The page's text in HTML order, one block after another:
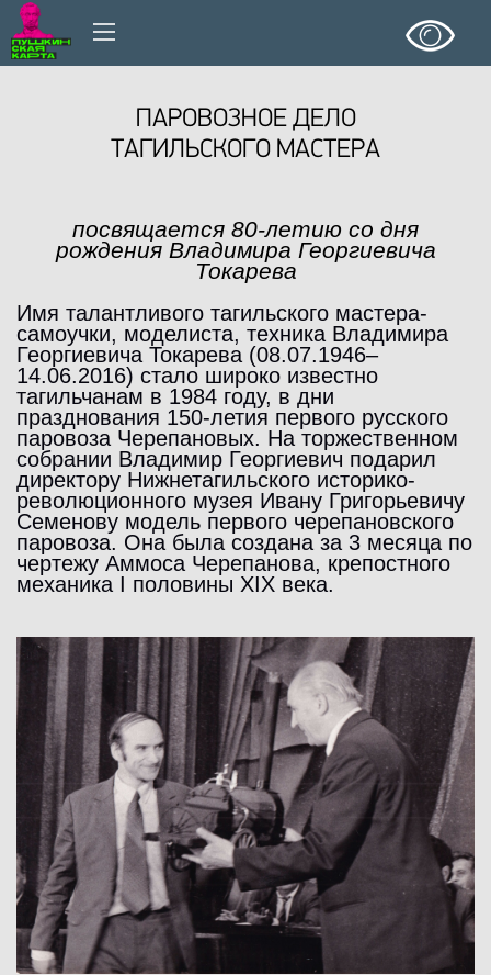
ПАРОВОЗНОЕ ДЕЛО
ТАГИЛЬСКОГО МАСТЕРА
посвящается 80-летию со дня
рождения Владимира Георгиевича
Токарева
Имя талантливого тагильского мастера-
самоучки, моделиста, техника Владимира
Георгиевича Токарева (08.07.1946–
14.06.2016) стало широко известно
тагильчанам в 1984 году, в дни
празднования 150-летия первого русского
паровоза Черепановых. На торжественном
собрании Владимир Георгиевич подарил
директору Нижнетагильского историко-
революционного музея Ивану Григорьевичу
Семенову модель первого черепановского
паровоза. Она была создана за 3 месяца по
чертежу Аммоса Черепанова, крепостного
механика I половины XIX века.